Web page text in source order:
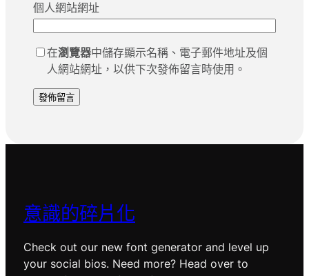
個人網站網址
在瀏覽器中儲存顯示名稱、電子郵件地址及個
人網站網址，以供下次發佈留言時使用。
意識的碎片化
Check out our new font generator and level up
your social bios. Need more? Head over to